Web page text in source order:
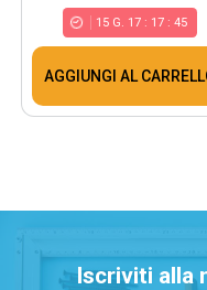
15 G. 17 : 17 :45
AGGIUNGI AL
Iscriviti alla